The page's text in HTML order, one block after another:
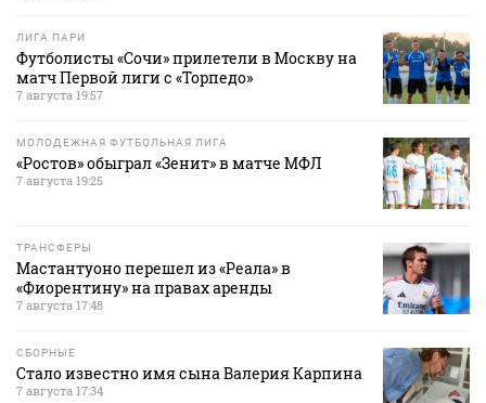
ЛИГА ПАРИ
Футболисты «Сочи» прилетели в Москву на
матч Первой лиги с «Торпедо»
7 августа 19:57
МОЛОДЕЖНАЯ ФУТБОЛЬНАЯ ЛИГА
«Ростов» обыграл «Зенит» в матче МФЛ
7 августа 19:25
ТРАНСФЕРЫ
Мастантуоно перешел из «Реала» в
«Фиорентину» на правах аренды
7 августа 17:48
СБОРНЫЕ
Стало известно имя сына Валерия Карпина
7 августа 17:34